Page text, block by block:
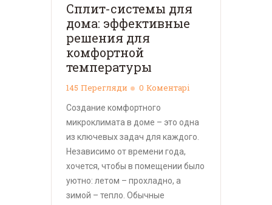
Сплит-системы для
дома: эффективные
решения для
комфортной
температуры
145 Перегляди 0 Коментарі
Создание комфортного
микроклимата в доме – это одна
из ключевых задач для каждого.
Независимо от времени года,
хочется, чтобы в помещении было
уютно: летом – прохладно, а
зимой – тепло. Обычные